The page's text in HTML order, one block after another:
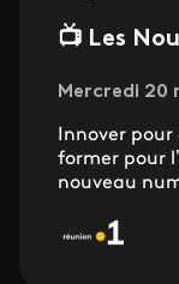
📺 Les
Mercredi 20
Innover
former pour
nouveau